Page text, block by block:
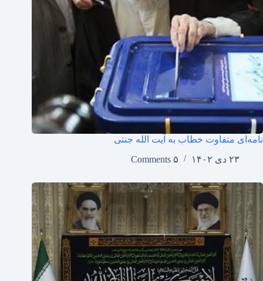
نامه‌ای متفاوت خطاب به آیت الله جنتی
۲۳ دی ۱۴۰۲
۵ Comments